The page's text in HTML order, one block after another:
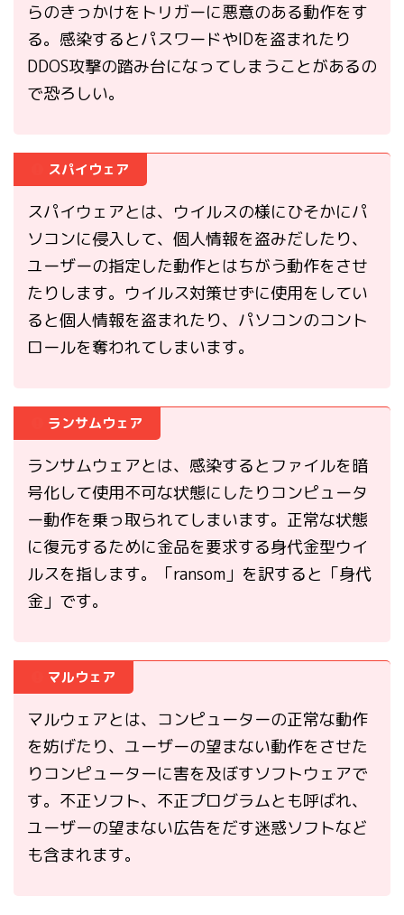
らのきっかけをトリガーに悪意のある動作をす
る。感染するとパスワードやIDを盗まれたり
DDOS攻撃の踏み台になってしまうことがあるの
で恐ろしい。
スパイウェア
スパイウェアとは、ウイルスの様にひそかにパ
ソコンに侵入して、個人情報を盗みだしたり、
ユーザーの指定した動作とはちがう動作をさせ
たりします。ウイルス対策せずに使用をしてい
ると個人情報を盗まれたり、パソコンのコント
ロールを奪われてしまいます。
ランサムウェア
ランサムウェアとは、感染するとファイルを暗
号化して使用不可な状態にしたりコンピュータ
ー動作を乗っ取られてしまいます。正常な状態
に復元するために金品を要求する身代金型ウイ
ルスを指します。「ransom」を訳すると「身代
金」です。
マルウェア
マルウェアとは、コンピューターの正常な動作
を妨げたり、ユーザーの望まない動作をさせた
りコンピューターに害を及ぼすソフトウェアで
す。不正ソフト、不正プログラムとも呼ばれ、
ユーザーの望まない広告をだす迷惑ソフトなど
も含まれます。